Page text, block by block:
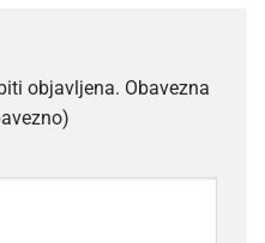
objavljena. Obavezna